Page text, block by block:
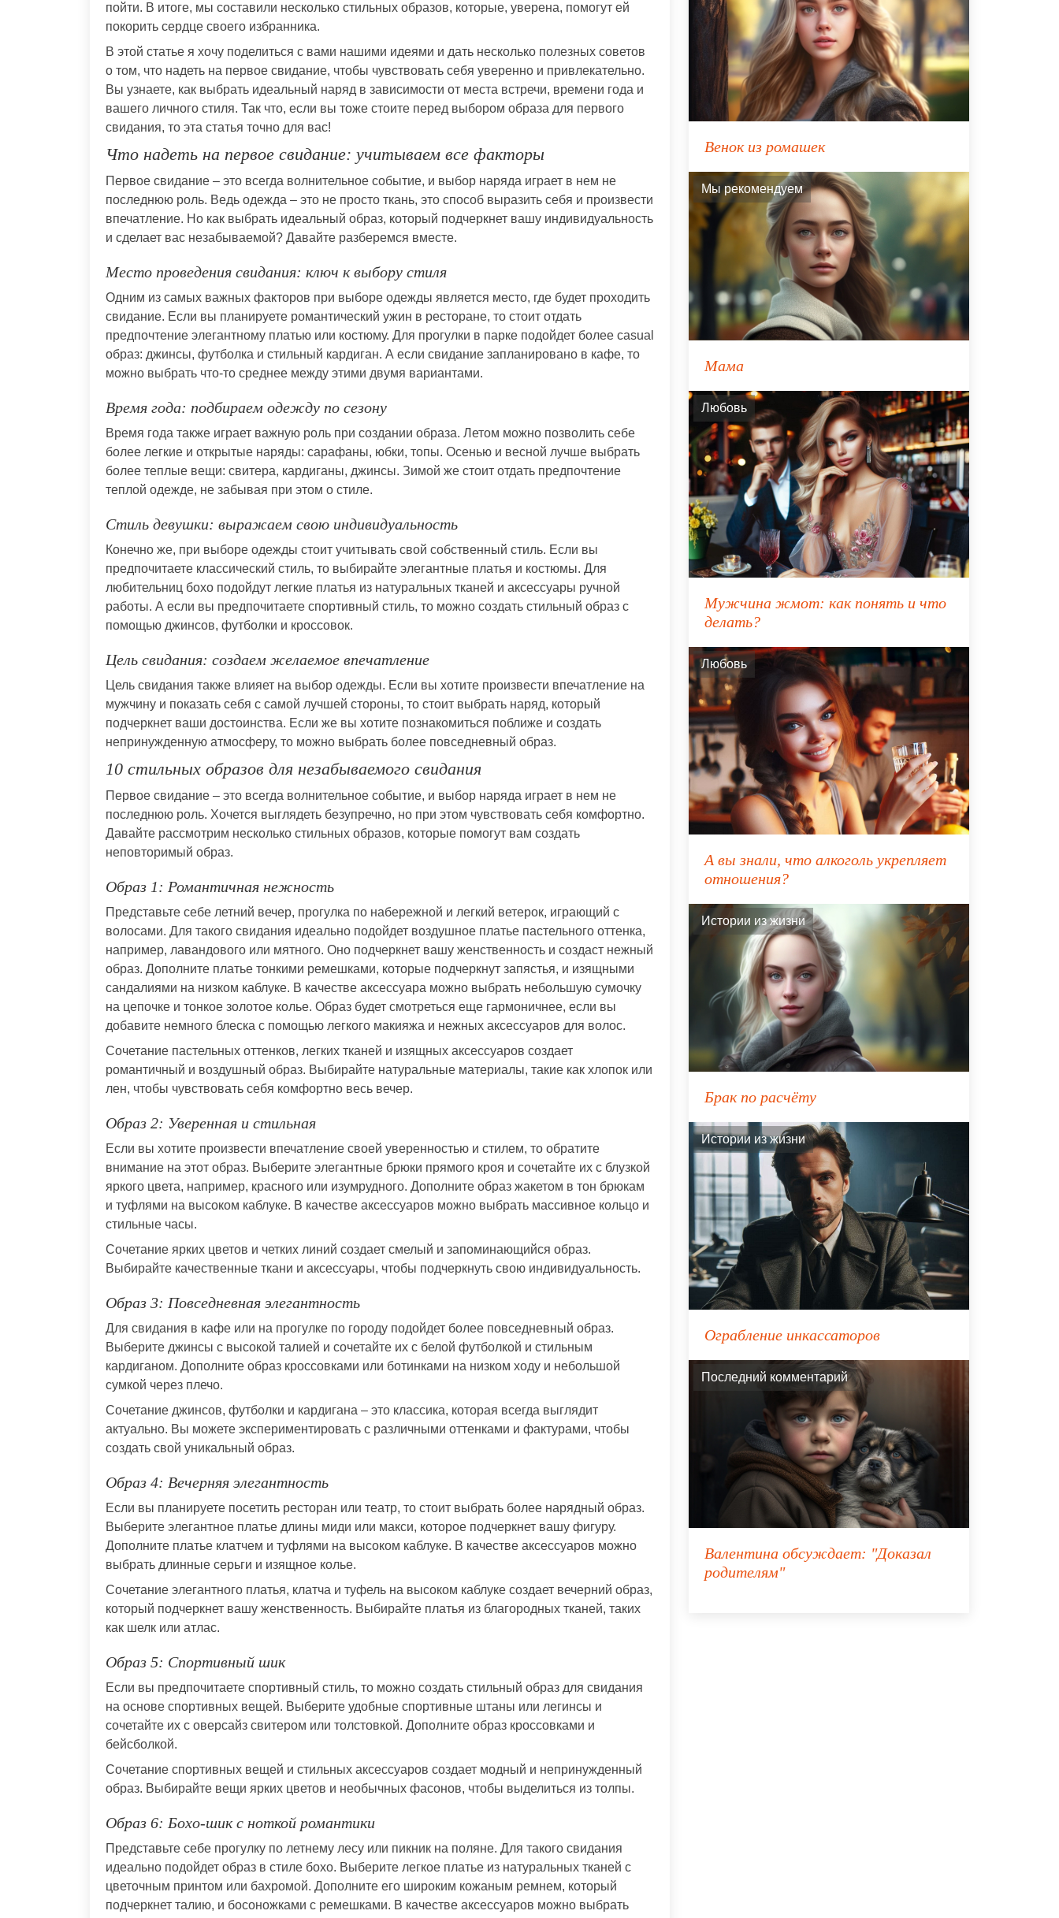
пойти. В итоге, мы составили несколько стильных образов, которые, уверена, помогут ей
покорить сердце своего избранника.
В этой статье я хочу поделиться с вами нашими идеями и дать несколько полезных советов
о том, что надеть на первое свидание, чтобы чувствовать себя уверенно и привлекательно.
Вы узнаете, как выбрать идеальный наряд в зависимости от места встречи, времени года и
вашего личного стиля. Так что, если вы тоже стоите перед выбором образа для первого
свидания, то эта статья точно для вас!
Что надеть на первое свидание: учитываем все факторы
Первое свидание – это всегда волнительное событие, и выбор наряда играет в нем не
последнюю роль. Ведь одежда – это не просто ткань, это способ выразить себя и произвести
впечатление. Но как выбрать идеальный образ, который подчеркнет вашу индивидуальность
и сделает вас незабываемой? Давайте разберемся вместе.
Место проведения свидания: ключ к выбору стиля
Одним из самых важных факторов при выборе одежды является место, где будет проходить
свидание. Если вы планируете романтический ужин в ресторане, то стоит отдать
предпочтение элегантному платью или костюму. Для прогулки в парке подойдет более casual
образ: джинсы, футболка и стильный кардиган. А если свидание запланировано в кафе, то
можно выбрать что-то среднее между этими двумя вариантами.
Время года: подбираем одежду по сезону
Время года также играет важную роль при создании образа. Летом можно позволить себе
более легкие и открытые наряды: сарафаны, юбки, топы. Осенью и весной лучше выбрать
более теплые вещи: свитера, кардиганы, джинсы. Зимой же стоит отдать предпочтение
теплой одежде, не забывая при этом о стиле.
Стиль девушки: выражаем свою индивидуальность
Конечно же, при выборе одежды стоит учитывать свой собственный стиль. Если вы
предпочитаете классический стиль, то выбирайте элегантные платья и костюмы. Для
любительниц бохо подойдут легкие платья из натуральных тканей и аксессуары ручной
работы. А если вы предпочитаете спортивный стиль, то можно создать стильный образ с
помощью джинсов, футболки и кроссовок.
Цель свидания: создаем желаемое впечатление
Цель свидания также влияет на выбор одежды. Если вы хотите произвести впечатление на
мужчину и показать себя с самой лучшей стороны, то стоит выбрать наряд, который
подчеркнет ваши достоинства. Если же вы хотите познакомиться поближе и создать
непринужденную атмосферу, то можно выбрать более повседневный образ.
10 стильных образов для незабываемого свидания
Первое свидание – это всегда волнительное событие, и выбор наряда играет в нем не
последнюю роль. Хочется выглядеть безупречно, но при этом чувствовать себя комфортно.
Давайте рассмотрим несколько стильных образов, которые помогут вам создать
неповторимый образ.
Образ 1: Романтичная нежность
Представьте себе летний вечер, прогулка по набережной и легкий ветерок, играющий с
волосами. Для такого свидания идеально подойдет воздушное платье пастельного оттенка,
например, лавандового или мятного. Оно подчеркнет вашу женственность и создаст нежный
образ. Дополните платье тонкими ремешками, которые подчеркнут запястья, и изящными
сандалиями на низком каблуке. В качестве аксессуара можно выбрать небольшую сумочку
на цепочке и тонкое золотое колье. Образ будет смотреться еще гармоничнее, если вы
добавите немного блеска с помощью легкого макияжа и нежных аксессуаров для волос.
Сочетание пастельных оттенков, легких тканей и изящных аксессуаров создает
романтичный и воздушный образ. Выбирайте натуральные материалы, такие как хлопок или
лен, чтобы чувствовать себя комфортно весь вечер.
Образ 2: Уверенная и стильная
Если вы хотите произвести впечатление своей уверенностью и стилем, то обратите
внимание на этот образ. Выберите элегантные брюки прямого кроя и сочетайте их с блузкой
яркого цвета, например, красного или изумрудного. Дополните образ жакетом в тон брюкам
и туфлями на высоком каблуке. В качестве аксессуаров можно выбрать массивное кольцо и
стильные часы.
Сочетание ярких цветов и четких линий создает смелый и запоминающийся образ.
Выбирайте качественные ткани и аксессуары, чтобы подчеркнуть свою индивидуальность.
Образ 3: Повседневная элегантность
Для свидания в кафе или на прогулке по городу подойдет более повседневный образ.
Выберите джинсы с высокой талией и сочетайте их с белой футболкой и стильным
кардиганом. Дополните образ кроссовками или ботинками на низком ходу и небольшой
сумкой через плечо.
Сочетание джинсов, футболки и кардигана – это классика, которая всегда выглядит
актуально. Вы можете экспериментировать с различными оттенками и фактурами, чтобы
создать свой уникальный образ.
Образ 4: Вечерняя элегантность
Если вы планируете посетить ресторан или театр, то стоит выбрать более нарядный образ.
Выберите элегантное платье длины миди или макси, которое подчеркнет вашу фигуру.
Дополните платье клатчем и туфлями на высоком каблуке. В качестве аксессуаров можно
выбрать длинные серьги и изящное колье.
Сочетание элегантного платья, клатча и туфель на высоком каблуке создает вечерний образ,
который подчеркнет вашу женственность. Выбирайте платья из благородных тканей, таких
как шелк или атлас.
Образ 5: Спортивный шик
Если вы предпочитаете спортивный стиль, то можно создать стильный образ для свидания
на основе спортивных вещей. Выберите удобные спортивные штаны или легинсы и
сочетайте их с оверсайз свитером или толстовкой. Дополните образ кроссовками и
бейсболкой.
Сочетание спортивных вещей и стильных аксессуаров создает модный и непринужденный
образ. Выбирайте вещи ярких цветов и необычных фасонов, чтобы выделиться из толпы.
Образ 6: Бохо-шик с ноткой романтики
Представьте себе прогулку по летнему лесу или пикник на поляне. Для такого свидания
идеально подойдет образ в стиле бохо. Выберите легкое платье из натуральных тканей с
цветочным принтом или бахромой. Дополните его широким кожаным ремнем, который
подчеркнет талию, и босоножками с ремешками. В качестве аксессуаров можно выбрать
Венок из ромашек
Мы рекомендуем
Мама
Любовь
Мужчина жмот: как понять и что
делать?
Любовь
А вы знали, что алкоголь укрепляет
отношения?
Истории из жизни
Брак по расчёту
Истории из жизни
Ограбление инкассаторов
Последний комментарий
Валентина обсуждает: "Доказал
родителям"